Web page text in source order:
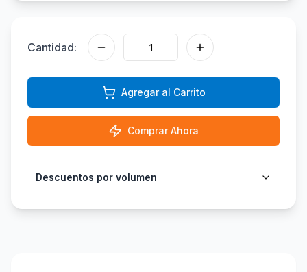
Cantidad:
Agregar al Carrito
Comprar Ahora
Descuentos por volumen